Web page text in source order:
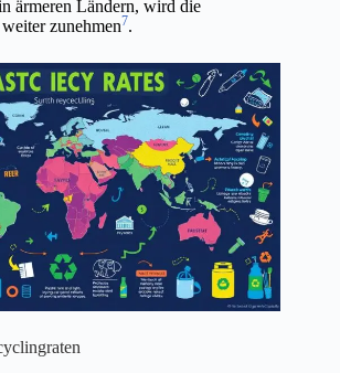
ärmeren Ländern, wird die
zunehmen7.